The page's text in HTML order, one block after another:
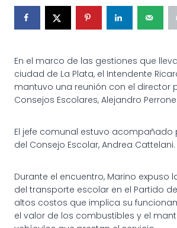
En el marco de las gestiones que
ciudad de La Plata, el Intendente
mantuvo una reunión con el director
Consejos Escolares, Alejandro Perrone.
El jefe comunal estuvo acompañado
del Consejo Escolar, Andrea Cattelani.
Durante el encuentro, Marino expuso
del transporte escolar en el Partido
altos costos que implica su
el valor de los combustibles y el